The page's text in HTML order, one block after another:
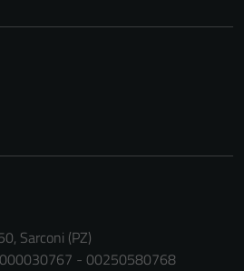
Sarconi (PZ)
- 00250580768